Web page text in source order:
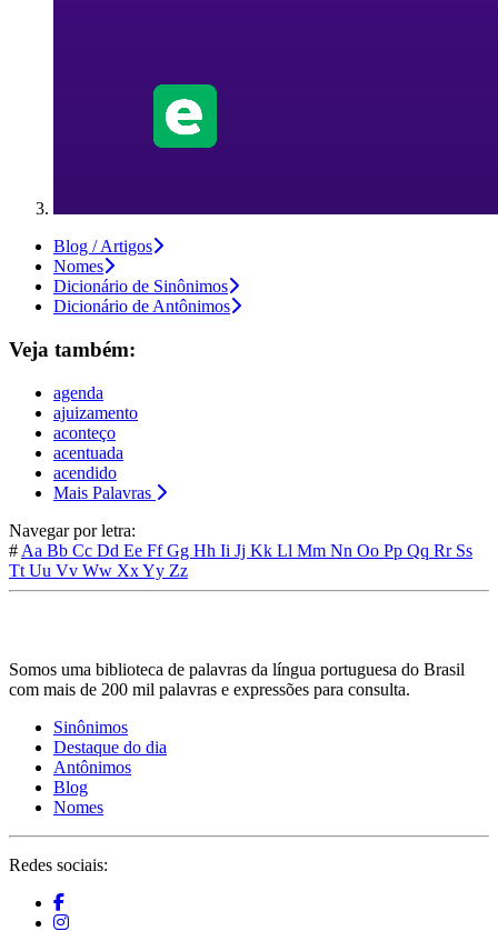
Blog / Artigos
Nomes
Dicionário de Sinônimos
Dicionário de Antônimos
Veja também:
agenda
ajuizamento
aconteço
acentuada
acendido
Mais Palavras
Navegar por letra:
# Aa Bb Cc Dd Ee FfGg Hh Ii Jj Kk Ll Mm Nn Oo Pp Qq Rr Ss
Tt Uu Vv Ww XxYy Zz
Somos uma biblioteca de palavras da língua portuguesa do Brasil
com mais de 200 mil palavras e expressões para consulta.
Sinônimos
Destaque do dia
Antônimos
Blog
Nomes
Redes sociais: